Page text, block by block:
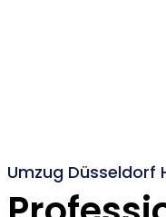
Umzug Düsseldorf